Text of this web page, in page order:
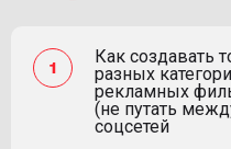
Как создавать
разных
рекламных
(не путать
соцсетей